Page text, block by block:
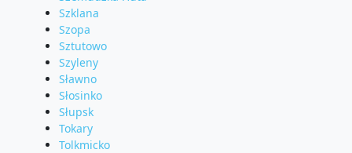
Szklana
Szopa
Sztutowo
Szyleny
Sławno
Słosinko
Słupsk
Tokary
Tolkmicko